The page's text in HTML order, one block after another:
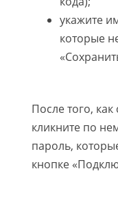
укажите
которые
После того,
кликните по
пароль,
кнопке